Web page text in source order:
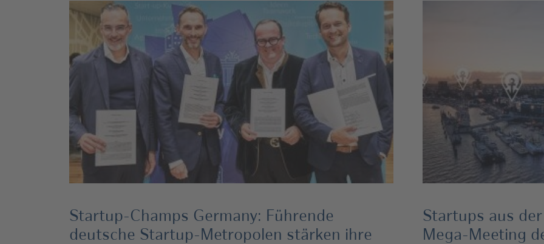
Startup-Champs Germany: Führende
deutsche Startup-Metropolen stärken ihre
Startups aus
Mega-Meeting